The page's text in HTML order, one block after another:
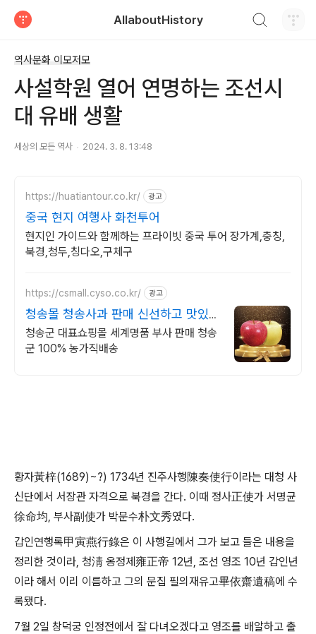
AllaboutHistory
역사문화 이모저모
사설학원 열어 연명하는 조선시
대 유배 생활
세상의 모든 역사 2024. 3. 8. 13:48
https://huatiantour.co.kr/ 광고
중국 현지 여행사 화천투어
현지인 가이드와 함께하는 프라이빗 중국 투어 장가계,충칭,
북경,청두,칭다오,구체구
https://csmall.cyso.co.kr/ 광고
청송몰 청송사과 판매 신선하고 맛있는
명품사과
청송군 대표쇼핑몰 세계명품 부사 판매 청송
군 100% 농가직배송
황자黃梓(1689)~?) 1734년 진주사행陳奏使行이라는 대청 사
신단에서 서장관 자격으로 북경을 간다. 이때 정사正使가 서명균
徐命均, 부사副使가 박문수朴文秀였다.
갑인연행록甲寅燕行錄은 이 사행길에서 그가 보고 들은 내용을
정리한 것이라, 청淸 옹정제雍正帝 12년, 조선 영조 10년 갑인년
이라 해서 이리 이름하고 그의 문집 필의재유고畢依齋遺稿에 수
록됐다.
7월 2일 창덕궁 인정전에서 잘 다녀오겠다고 영조를 배알하고 출